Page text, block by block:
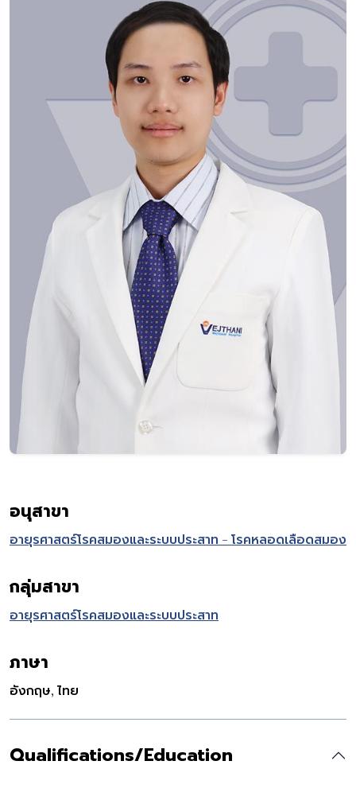
อนุสาขา
อายุรศาสตร์โรคสมองและระบบประสาท - โรคหลอดเลือดสมอง
กลุ่มสาขา
อายุรศาสตร์โรคสมองและระบบประสาท
ภาษา
อังกฤษ, ไทย
Qualifications/Education